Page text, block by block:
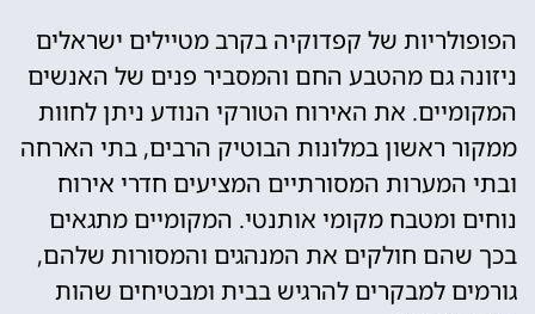
הפופולריות של קפדוקיה בקרב מטיילים ישראלים
ניזונה גם מהטבע החם והמסביר פנים של האנשים
המקומיים. את האירוח הטורקי הנודע ניתן לחוות
ממקור ראשון במלונות הבוטיק הרבים, בתי הארחה
ובתי המערות המסורתיים המציעים חדרי אירוח
נוחים ומטבח מקומי אותנטי. המקומיים מתגאים
בכך שהם חולקים את המנהגים והמסורות שלהם,
גורמים למבקרים להרגיש בבית ומבטיחים שהות